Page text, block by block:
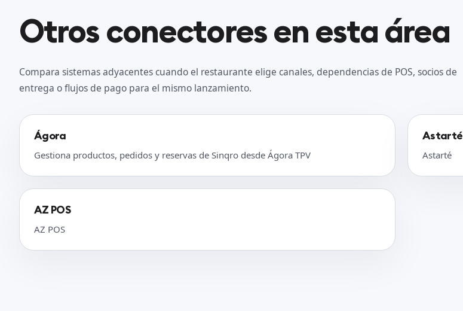
Otros conectores en esta área
Compara sistemas adyacentes cuando el restaurante elige canales, dependencias de POS, socios de
entrega o flujos de pago para el mismo lanzamiento.
Ágora
Gestiona productos, pedidos y reservas de Sinqro desde Ágora TPV
Astarté
Astarté
AZ POS
AZ POS